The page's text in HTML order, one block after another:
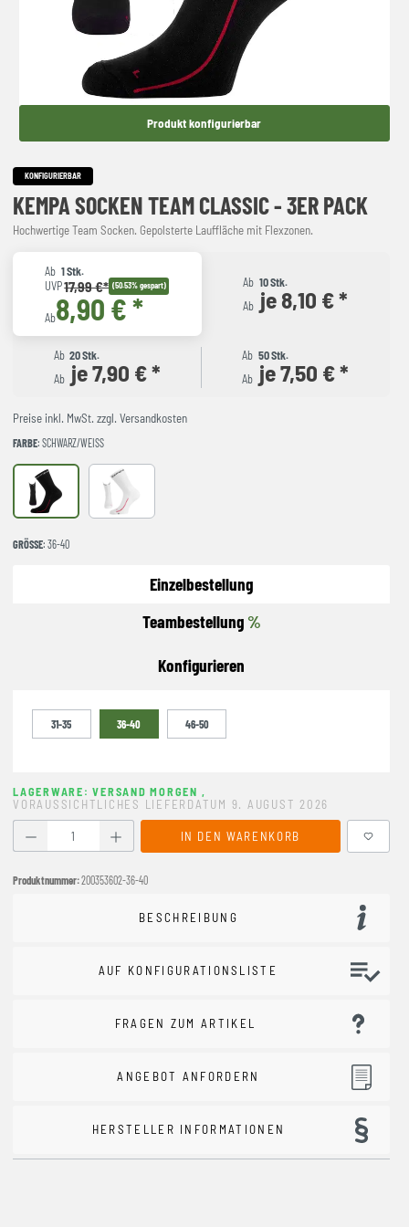
Produkt konfigurierbar
KONFIGURIERBAR
KEMPA SOCKEN TEAM CLASSIC - 3ER PACK
Hochwertige Team Socken. Gepolsterte Lauffläche mit Flexzonen.
Ab 1 Stk.
UVP17,99 €* (50.53% gespart)
Ab8,90 € *
Ab 10 Stk.
Ab je 8,10 € *
Ab 20 Stk.
Ab je 7,90 € *
Ab 50 Stk.
Ab je 7,50 € *
Preise inkl. MwSt. zzgl. Versandkosten
FARBE: SCHWARZ/WEISS
schwarz/weiß weiß/schwarz
GRÖSSE : 36-40
Einzelbestellung
Teambestellung %
Konfigurieren
31-35 36-40 46-50
LAGERWARE: VERSAND MORGEN ,
VORAUSSICHTLICHES LIEFERDATUM 9. AUGUST 2026
Produkt Anzahl: Gib den gewünschten Wert ein oder
IN DEN WARENKORB
Produktnummer:200353602-36-40
BESCHREIBUNG
AUF KONFIGURATIONSLISTE
FRAGEN ZUM ARTIKEL
ANGEBOT ANFORDERN
HERSTELLER INFORMATIONEN